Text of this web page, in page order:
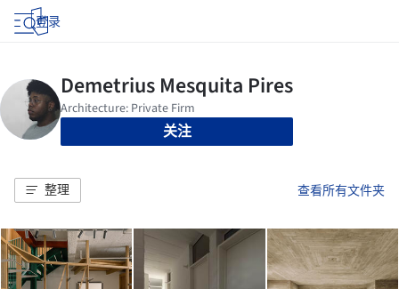
登录
关注
整理 查看所有文件夹